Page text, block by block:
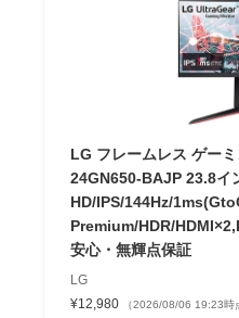
LG フレームレス ゲー
24GN650-BAJP 23.8イ
HD/IPS/144Hz/
Premium/HDR/
安心・無輝点保証
LG
¥12,980
（2026/08/06 19:23時